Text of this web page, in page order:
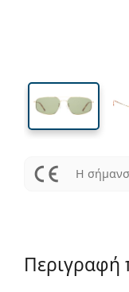
Η
Περιγραφή